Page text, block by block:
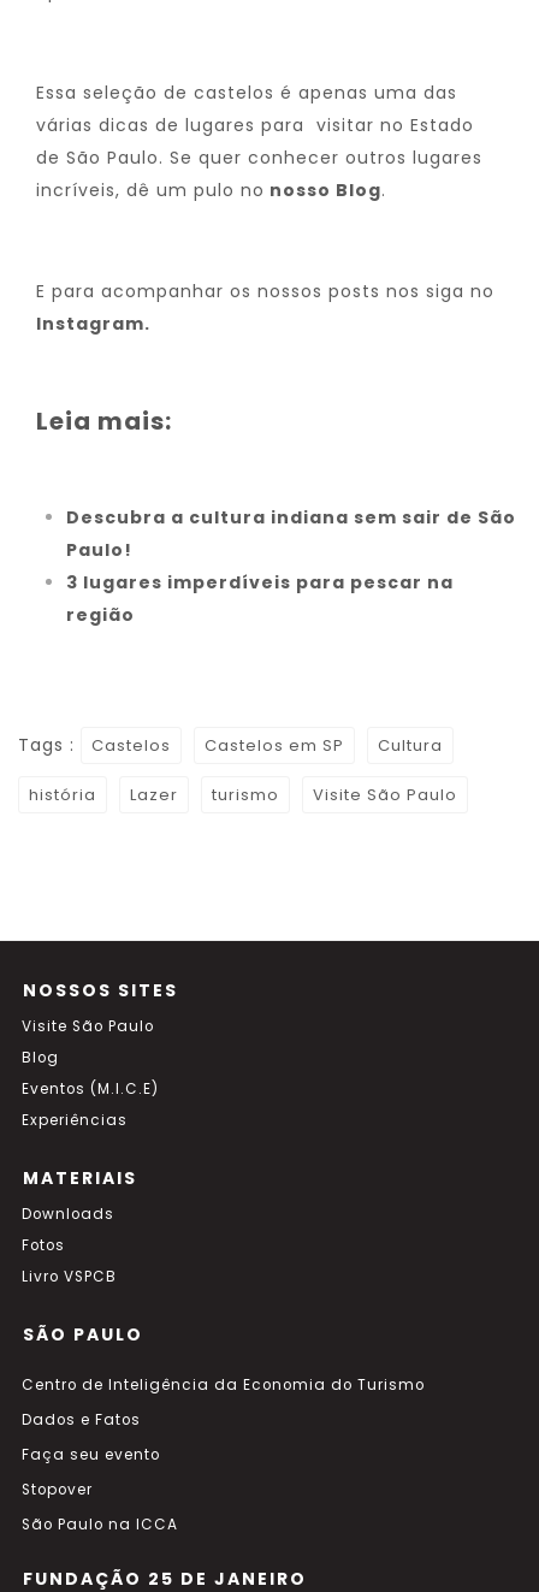
Essa seleção de castelos é apenas uma das
várias dicas de lugares para visitar no Estado
de São Paulo. Se quer conhecer outros lugares
incríveis, dê um pulo no nosso Blog.
E para acompanhar os nossos posts nos siga no
Instagram.
Leia mais:
Descubra a cultura indiana sem sair de São
Paulo!
3 lugares imperdíveis para pescar na
região
Tags : Castelos Castelos em SP Cultura
história Lazer turismo Visite São Paulo
NOSSOS SITES
Visite São Paulo
Blog
Eventos (M.I.C.E)
Experiências
MATERIAIS
Downloads
Fotos
Livro VSPCB
SÃO PAULO
Centro de Inteligência da Economia do Turismo
Dados e Fatos
Faça seu evento
Stopover
São Paulo na ICCA
FUNDAÇÃO 25 DE JANEIRO